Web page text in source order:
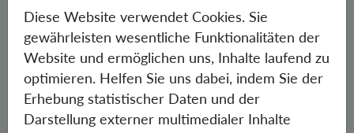
Gegen Fehler geschützte Quantenbits
verschränkt
Diese Website verwendet Cookies. Sie
gewährleisten wesentliche Funktionalitäten der
Website und ermöglichen uns, Inhalte laufend zu
optimieren. Helfen Sie uns dabei, indem Sie der
Erhebung statistischer Daten und der
Darstellung externer multimedialer Inhalte